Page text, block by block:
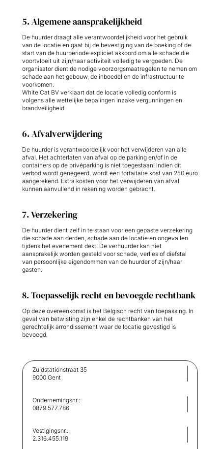
5. Algemene aansprakelijkheid
De huurder draagt alle verantwoordelijkheid voor het gebruik
van de locatie en gaat bij de bevestiging van de boeking of de
start van de huurperiode expliciet akkoord om alle schade die
voortvloeit uit zijn/haar activiteit volledig te vergoeden. De
organisator dient de nodige voorzorgsmaatregelen te nemen om
schade aan het gebouw, de inboedel en de infrastructuur te
voorkomen.
White Cat BV verklaart dat de locatie volledig conform is
volgens alle wettelijke bepalingen inzake vergunningen en
brandveiligheid.
6. Afvalverwijdering
De huurder is verantwoordelijk voor het verwijderen van alle
afval. Het achterlaten van afval op de parking en/of in de
containers op de privéparking is niet toegestaan! Indien dit
verbod wordt genegeerd, wordt een forfaitaire kost van 250 euro
aangerekend. Extra kosten voor het verwijderen van afval
kunnen aanvullend in rekening worden gebracht.
7. Verzekering
De huurder dient zelf in te staan voor een gepaste verzekering
die schade aan derden, schade aan de locatie en ongevallen
tijdens het evenement dekt. De verhuurder kan niet
aansprakelijk worden gesteld voor schade, verlies of diefstal
van persoonlijke eigendommen van de huurder of zijn/haar
gasten.
8. Toepasselijk recht en bevoegde rechtbank
Op deze overeenkomst is het Belgisch recht van toepassing. In
geval van betwisting zijn enkel de rechtbanken van het
gerechtelijk arrondissement waar de locatie gevestigd is
bevoegd.
Zuidstationstraat 35
9000 Gent
Ondernemingsnr.:
0879.577.786
Vestigingsnr.:
2.316.455.119